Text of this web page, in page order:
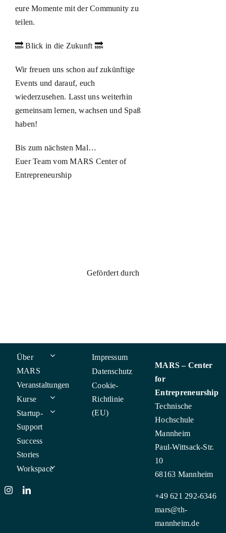
eure Momente mit der Community zu
teilen.
🔜 Blick in die Zukunft 🔜
Wir freuen uns schon auf zukünftige
Events und darauf, euch
wiederzusehen. Lasst uns weiterhin
gemeinsam lernen, wachsen und Spaß
haben!
Bis zum nächsten Mal…
Euer Team vom MARS Center of
Entrepreneurship
Gefördert durch
Über
MARS
Veranstaltungen
Kurse
Startup-
Support
Success
Stories
Workspace
Impressum
Datenschutz
Cookie-
Richtlinie
(EU)
MARS – Center
for
Entrepreneurship
Technische
Hochschule
Mannheim
Paul-Wittsack-Str.
10
68163 Mannheim
+49 621 292-6346
mars@th-
mannheim.de